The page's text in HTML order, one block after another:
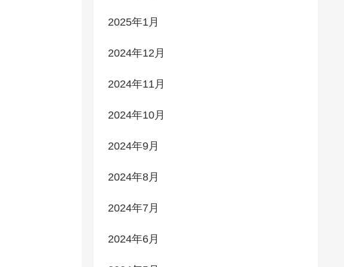
2025年1月
2024年12月
2024年11月
2024年10月
2024年9月
2024年8月
2024年7月
2024年6月